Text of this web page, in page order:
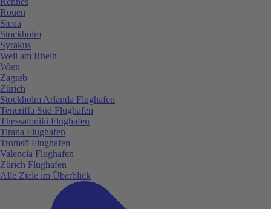
Rouen
Siena
Stockholm
Syrakus
Weil am Rhein
Wien
Zagreb
Zürich
Stockholm Arlanda Flughafen
Teneriffa Süd Flughafen
Thessaloniki Flughafen
Tirana Flughafen
Tromsö Flughafen
Valencia Flughafen
Zürich Flughafen
Alle Ziele im Überblick